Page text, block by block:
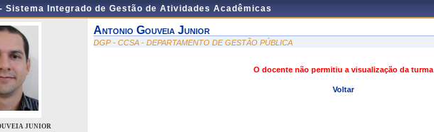
Sistema Integrado de Gestão de Atividades Acadêmicas
JUNIOR
Antonio Gouveia Junior
DGP - CCSA - DEPARTAMENTO DE GESTÃO PÚBLICA
O docente não permitiu a visualização da turma
Voltar